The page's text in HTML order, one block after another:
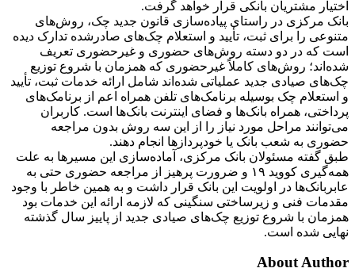
اختیار مشتریان بانکی قرار خواهد گرفت.
بانک مرکزی در راستای پیاده‌سازی قانون جدید چک، روش‌های
متنوعی را برای ثبت، تأیید و استعلام چک‌های صادرشده تدارک دیده
است که در دو دسته روش‌های حضوری و غیرحضوری تعریف
شده‌اند؛ روش‌های کاملاً غیرحضوری که همزمان با شروع توزیع
چک‌های صیادی جدید عملیاتی شده‌اند شامل ارائه خدمات ثبت، تأیید
و استعلام چک بوسیله برنامک‌های تلفن همراه اعم از برنامک‌های
پرداختی، همراه بانک‌ها و فضای اینترنت بانک‌ها است. کاربران
می‌توانند مراحل مورد نیاز را از این سه روش بدون مراجعه
حضوری به شعب بانک یا خودپردازها انجام دهند.
طبق گفته مسئولان بانک مرکزی، آماده‌سازی این مسیرها به علت
همه‌گیری کووید ۱۹ و ضرورت پرهیز از مراجعه حضوری حتی به
عابربانک‌ها در اولویت این بانک قرار داشت و به همین خاطر با وجود
مقدمات فنی و زیرساختی سنگینی که لازمه ارائه این خدمات بود
همزمان با شروع توزیع چک‌های صیادی جدید از پاییز سال گذشته
نهایی شده است.
About Author